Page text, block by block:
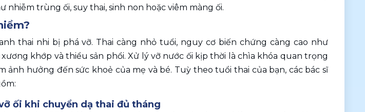
trùng ối, suy thai, sinh non hoặc viêm màng ối.
thai nhi bị phá vỡ. Thai càng nhỏ tuổi, nguy cơ biến chứng càng cao như
khớp và thiểu sản phổi. Xử lý vỡ nước ối kịp thời là chìa khóa quan trọng
hưởng đến sức khoẻ của mẹ và bé. Tuỳ theo tuổi thai của bạn, các bác sĩ
ối khi chuyển dạ thai đủ tháng